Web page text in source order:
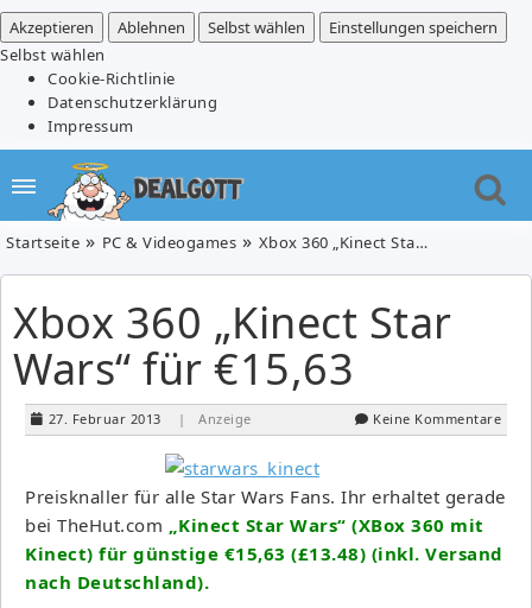
Akzeptieren
Ablehnen Selbst wählen
Einstellungen speichern
Selbst wählen
Cookie-Richtlinie
Datenschutzerklärung
Impressum
Startseite PC & Videogames Xbox 360 „Kinect Star Wars“ für €15,63
Xbox 360 „Kinect Star
Wars“ für €15,63
27. Februar 2013 | Anzeige Keine Kommentare
Preisknaller für alle Star Wars Fans. Ihr erhaltet gerade
bei TheHut.com
„Kinect Star Wars“ (XBox 360 mit
Kinect) für günstige €15,63 (£13.48) (inkl. Versand
nach Deutschland).